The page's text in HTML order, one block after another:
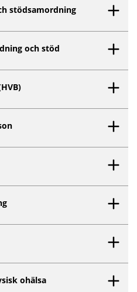
stödsamordning
och stöd
ohälsa